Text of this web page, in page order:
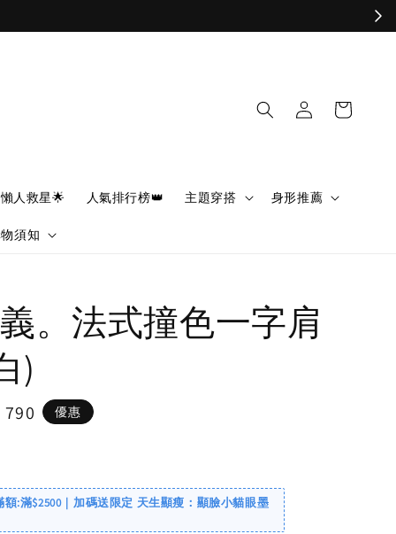
懶人救星🌟 人氣排行榜👑 主題穿搭 身形推薦
須知
。法式撞色一字肩
)
790 優惠
額:滿$2500｜加碼送限定 天生顯瘦：顯臉小貓眼墨